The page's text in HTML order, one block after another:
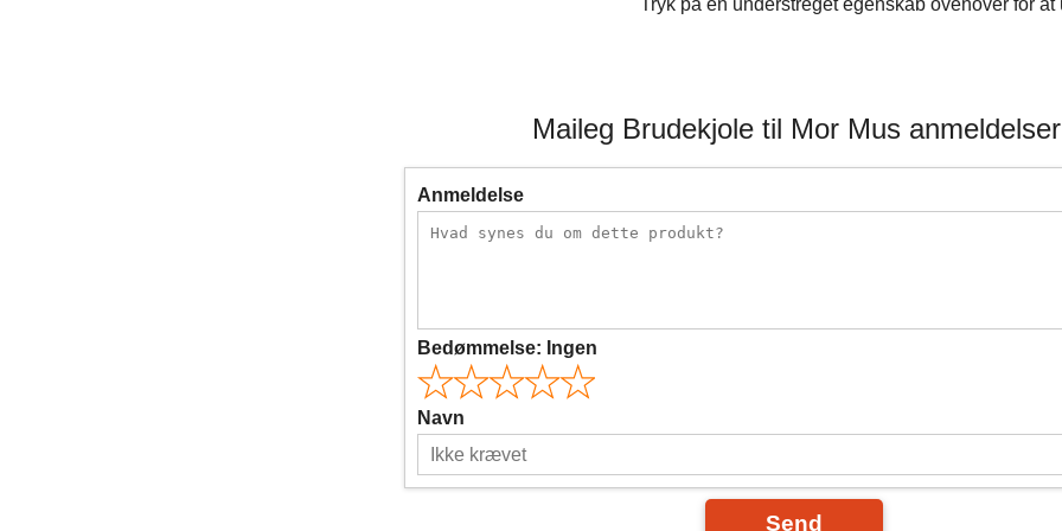
Tryk på en understreget egenskab ovenover for at
Maileg Brudekjole til Mor Mus anmeldelser
Anmeldelse
Bedømmelse: Ingen
Navn
Send